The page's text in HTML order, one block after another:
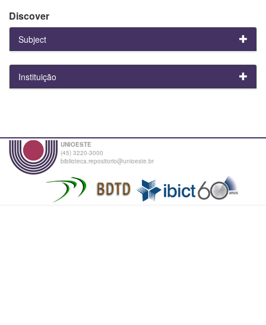
Discover
Subject
Instituição
UNIOESTE
(45) 3220-3000
biblioteca.repositorio@unioeste.br